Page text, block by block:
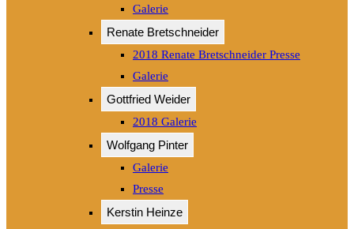
Galerie
Renate Bretschneider
2018 Renate Bretschneider Presse
Galerie
Gottfried Weider
2018 Galerie
Wolfgang Pinter
Galerie
Presse
Kerstin Heinze